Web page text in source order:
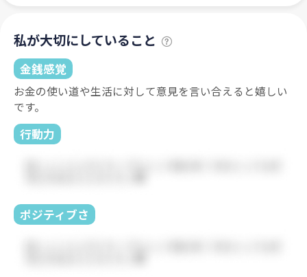
私が大切にしていること
金銭感覚
お金の使い道や生活に対して意見を言い合えると嬉しい
です。
行動力
ポジティブさ